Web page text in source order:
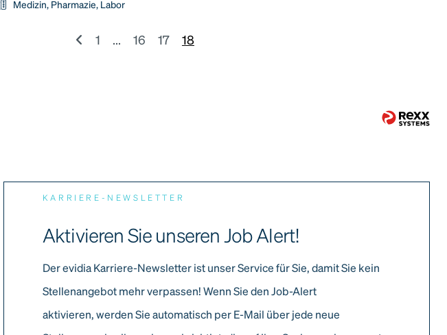
Medizin, Pharmazie, Labor
1 ... 16 17 18
KARRIERE-NEWSLETTER
Aktivieren Sie unseren Job Alert!
Der evidia Karriere-Newsletter ist unser Service für Sie, damit Sie kein
Stellenangebot mehr verpassen! Wenn Sie den Job-Alert
aktivieren, werden Sie automatisch per E-Mail über jede neue